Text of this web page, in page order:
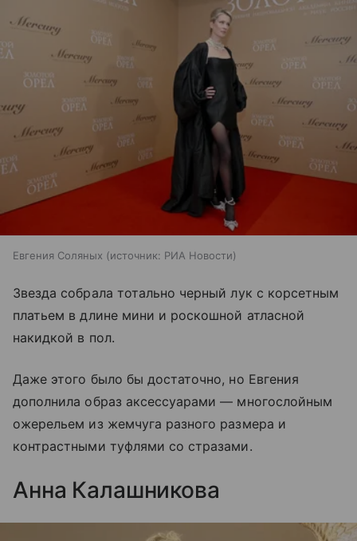
Евгения Соляных источник: РИА Новости
Звезда собрала тотально черный лук с корсетным
платьем в длине мини и роскошной атласной
накидкой в пол.
Даже этого было бы достаточно, но Евгения
дополнила образ аксессуарами — многослойным
ожерельем из жемчуга разного размера и
контрастными туфлями со стразами.
Анна Калашникова